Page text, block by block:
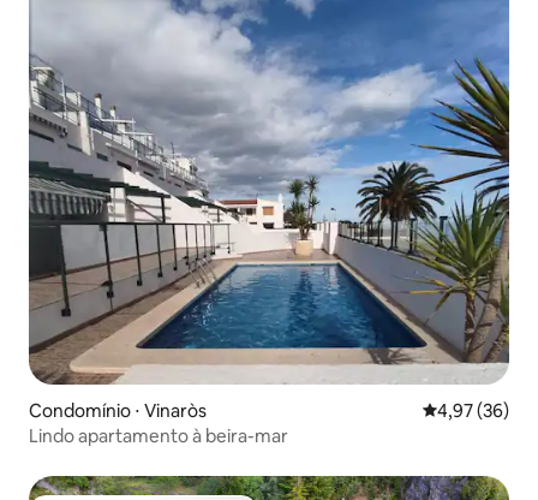
Condomínio ⋅ Vinaròs 4,97 de uma
4,97 (36)
Lindo apartamento à beira-mar